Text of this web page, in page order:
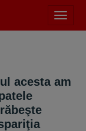
meniu
acesta am